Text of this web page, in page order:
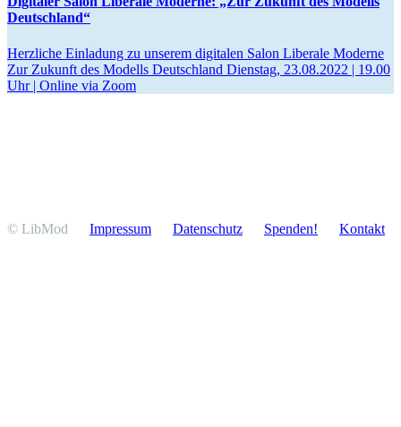
Deutschland“
Herzliche Einladung zu unserem digitalen Salon Liberale Moderne
Zur Zukunft des Modells Deutschland Dienstag, 23.08.2022 | 19.00
Uhr | Online via Zoom
© LibMod Impressum Daten­schutz Spenden! Kontakt